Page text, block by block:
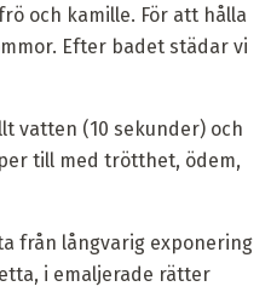
och kamille. För att hålla
Efter badet städar vi
vatten (10 sekunder) och
till med trötthet, ödem,
från långvarig exponering
i emaljerade rätter